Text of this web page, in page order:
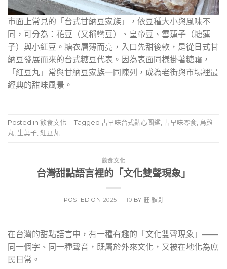
市面上常見的「台式甘納豆家族」，依豆種大小與風味不
同，可分為：花豆（又稱彎豆）、皇帝豆、雪蓮子（糖蓮
子）與小紅豆。糖衣層薄而亮，入口先甜後軟，是從日式甘
納豆發展而來的台式糖豆代表。因為表面同樣掛著糖霜，
「紅豆丸」常與甘納豆家族一同陳列，成為老街與市場裡最
經典的甜味風景。
Posted in 飲食文化 Tagged 古早味台式點心圖鑑, 古早味零食, 烏雞
丸, 生菓子, 紅豆丸
飲食文化
台灣甜點語言裡的「文化雙聲現象」
POSTED ON 2025-11-10 BY 莊 雅閔
在台灣的甜點語言中，有一種有趣的「文化雙聲現象」——
同一個字、同一種聲音，既屬於外來文化，又被在地化為庶
民日常。